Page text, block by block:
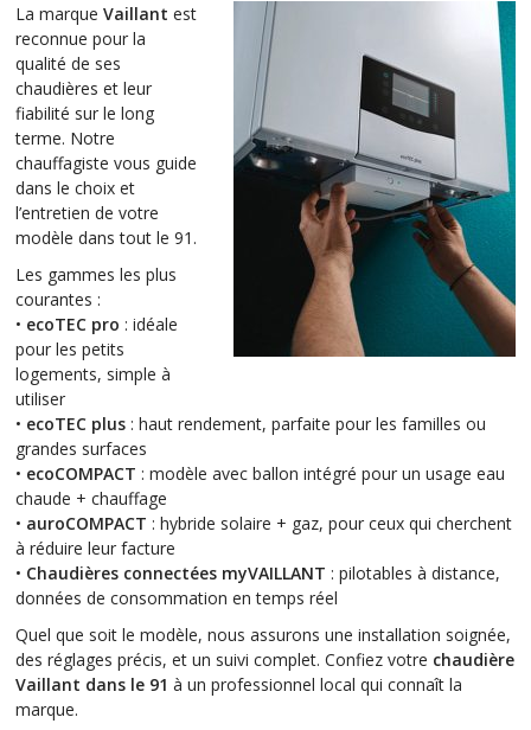
La marque Vaillant est
reconnue pour la
qualité de ses
chaudières et leur
fiabilité sur le long
terme. Notre
chauffagiste vous guide
dans le choix et
l’entretien de votre
modèle dans tout le 91.
Les gammes les plus
courantes :
• ecoTEC pro : idéale
pour les petits
logements, simple à
utiliser
• ecoTEC plus : haut rendement, parfaite pour les familles ou
grandes surfaces
• ecoCOMPACT : modèle avec ballon intégré pour un usage eau
chaude + chauffage
• auroCOMPACT : hybride solaire + gaz, pour ceux qui cherchent
à réduire leur facture
• Chaudières connectées myVAILLANT : pilotables à distance,
données de consommation en temps réel
Quel que soit le modèle, nous assurons une installation soignée,
des réglages précis, et un suivi complet. Confiez votre chaudière
Vaillant dans le 91 à un professionnel local qui connaît la
marque.